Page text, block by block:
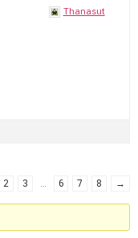
Thanasut
2 3 … 6 7 8 →